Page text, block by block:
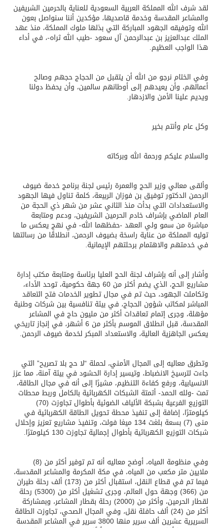
لقد شرف الله المملكة العربية السعودية للعناية بالحرمين الشريفين
والمشاعر المقدسة وخدمة قاصديها، مؤكدين أننا سنواصل بعون
الله وتوفيقه الجهود المباركة التي بذلها ملوك المملكة، منذ عهد
الملك عبدالعزيز بن عبدالرحمن آل سعود -طيب الله ثراه-، في أداء
هذا الواجب العظيم.
وفي الختام نرجو من الله أن يتقبل من الحجاج حجهم وصالح
أعمالهم، وأن يعيدهم إلى أوطانهم سالمين، وأن يحفظ دولنا
ويديم علينا الأمن والازدهار.
وكل عام وأنتم بخير
والسلام عليكم ورحمة الله وبركاته
وألقى معالي وزير الحج والعمرة رئيس لجنة برنامج خدمة ضيوف
الرحمن الدكتور توفيق بن فوزان الربيعة، كلمة تناول فيها الجهود
والاستعدادات التي بدأت منذ الثاني عشر من شهر ذي الحجة من
العام الماضي بإشراف خادم الحرمين الشريفين، ودعم ومتابعة
مباشرة من سمو ولي العهد -حفظهما الله- في نهج يعكس ما
توليه المملكة من عناية راسخة بضيوف الرحمن، انطلاقًا من رسالتها
في خدمتهم والاهتمام برحلتهم الإيمانية.
وأشار إلى أنه بإشراف لجنة الحج العليا برئاسة ومتابعة مكتب إدارة
مشاريع الحج، الذي يضم أكثر من 60 جهة حكومية، توحد الأداء،
وتكاملت الجهود، حيث تم في مجال تطوير الخدمات فتح التعاقد
المباشر لمكاتب شؤون الحجاج، في بيئة تنافسية بين شركات وطنية
مؤهلة، وجرى إتمام تعاقدات أكثر من مليون حاج في المشاعر
المقدسة، قبل انطلاق الموسم بأكثر من 6 أشهر، في إنجاز تاريخي
يعكس الجاهزية العالية، والاستعداد المبكر لخدمة ضيوف الرحمن.
وتطرق معاليه إلى المجال الأمني، لحملة “لا حج بلا تصريح” التي
جاءت لترسيخ الانضباط، وتيسير إدارة الحشود في بيئة آمنة، مما عزز
الانسيابية، ورفع كفاءة التنظيم، مشيرًا إلى أنه في مجال الطاقة،
تمت -ولله الحمد- أتمتة الشبكات الكهربائية بالكامل وربط محطات
التوزيع الفرعية بشبكة الألياف الضوئية بأطوال تجاوزت (70)
كيلومترًا، إضافة إلى تنفيذ محطة تحويل الطاقة الكهربائية في
منى (7) بسعة بلغت 134 ميغا فولت، وتنفيذ مشاريع تعزيز وإحلال
شبكات التوزيع الكهربائية بأطوال إجمالية تجاوزت 130 كيلومترًا.
وفي منظومة المياه، أوضح معاليه أنه تم توفير أكثر من (8)
ملايين متر مكعب من المياه، في مكة المكرمة والمشاعر المقدسة،
فيما تم في قطاع النقل، استقبال أكثر من (173) ألف رحلة طيران
من (366) وجهة حول العالم، وجرى تشغيل أكثر من (5300) رحلة
لقطار الحرمين، وأكثر من (2000) رحلة بقطار المشاعر، وبمشاركة
أكثر من (24) ألف حافلة نقل، وفي المجال الصحي، تجاوزت الطاقة
السريرية عشرين ألف سرير منها 3800 سرير في المشاعر المقدسة